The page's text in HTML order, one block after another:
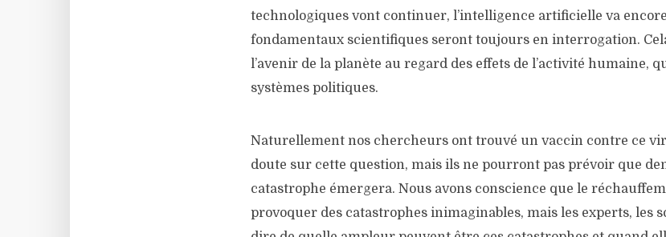
technologiques vont continuer, l’intelligence artificielle va
fondamentaux scientifiques seront toujours en interrogation.
l’avenir de la planète au regard des effets de l’activité humaine,
systèmes politiques.
Naturellement nos chercheurs ont trouvé un vaccin contre ce
doute sur cette question, mais ils ne pourront pas prévoir que
catastrophe émergera. Nous avons conscience que le
provoquer des catastrophes inimaginables, mais les experts, les